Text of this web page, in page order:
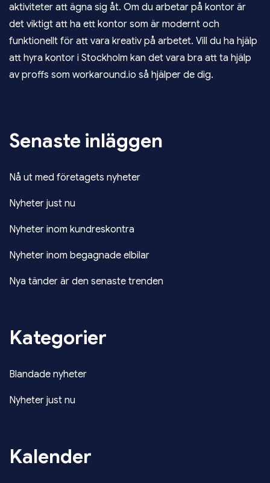
aktiviteter att ägna sig åt. Om du arbetar på kontor är
det viktigt att ha ett kontor som är modernt och
funktionellt för att vara kreativ på arbetet. Vill du ha hjälp
att hyra kontor i Stockholm kan det vara bra att ta hjälp
av proffs som workaround.io så hjälper de dig.
Senaste inläggen
Nå ut med företagets nyheter
Nyheter just nu
Nyheter inom kundreskontra
Nyheter inom begagnade elbilar
Nya tänder är den senaste trenden
Kategorier
Blandade nyheter
Nyheter just nu
Kalender